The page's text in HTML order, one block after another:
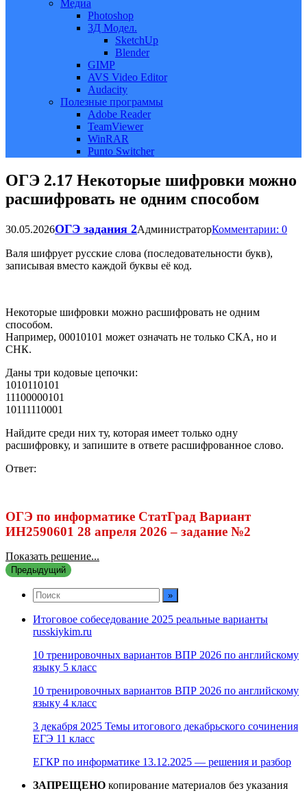
Медиа
Photoshop
3Д Модел.
SketchUp
Blender
GIMP
AVS Video Editor
Audacity
Полезные программы
Adobe Reader
TeamViewer
WinRAR
Punto Switcher
ОГЭ 2.17 Некоторые шифровки можно
расшифровать не одним способом
30.05.2026ОГЭ задания 2АдминистраторКомментарии: 0
Валя шифрует русские слова (последовательности букв),
записывая вместо каждой буквы её код.
Некоторые шифровки можно расшифровать не одним
способом.
Например, 00010101 может означать не только СКА, но и
СНК.
Даны три кодовые цепочки:
1010110101
11100000101
10111110001
Найдите среди них ту, которая имеет только одну
расшифровку, и запишите в ответе расшифрованное слово.
Ответ:
ОГЭ по информатике СтатГрад Вариант
ИН2590601 28 апреля 2026 – задание №2
Показать решение...
Предыдущий
Итоговое собеседование 2025 реальные варианты
russkiykim.ru
10 тренировочных вариантов ВПР 2026 по английскому
языку 5 класс
10 тренировочных вариантов ВПР 2026 по английскому
языку 4 класс
3 декабря 2025 Темы итогового декабрьского сочинения
ЕГЭ 11 класс
ЕГКР по информатике 13.12.2025 — решения и разбор
ЗАПРЕЩЕНО копирование материалов без указания